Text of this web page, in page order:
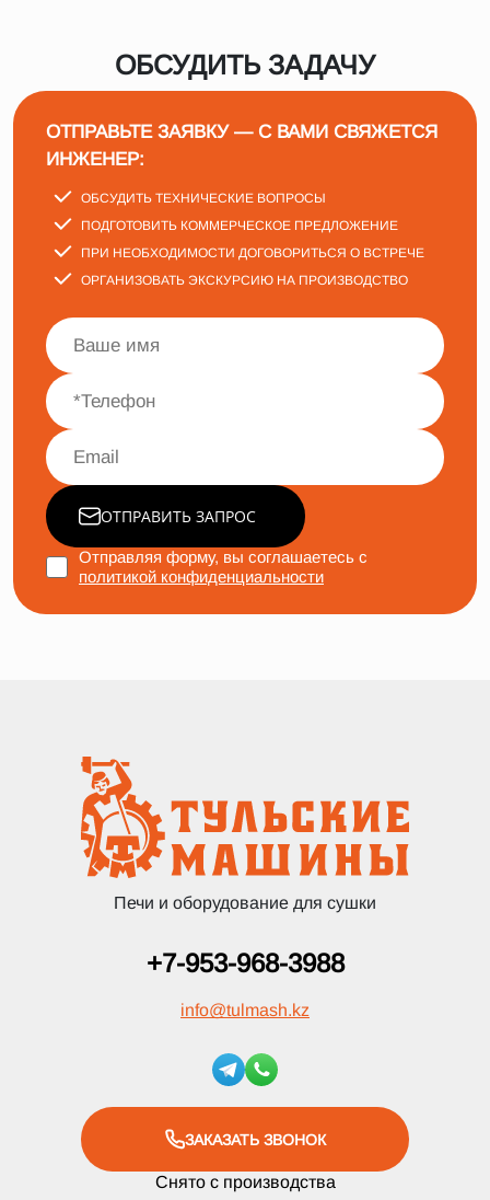
ОБСУДИТЬ ЗАДАЧУ
ОТПРАВЬТЕ ЗАЯВКУ — С ВАМИ СВЯЖЕТСЯ
ИНЖЕНЕР:
ОБСУДИТЬ ТЕХНИЧЕСКИЕ ВОПРОСЫ
ПОДГОТОВИТЬ КОММЕРЧЕСКОЕ ПРЕДЛОЖЕНИЕ
ПРИ НЕОБХОДИМОСТИ ДОГОВОРИТЬСЯ О ВСТРЕЧЕ
ОРГАНИЗОВАТЬ ЭКСКУРСИЮ НА ПРОИЗВОДСТВО
ОТПРАВИТЬ ЗАПРОС
Отправляя форму, вы соглашаетесь с
политикой конфиденциальности
Печи и оборудование для сушки
+7-953-968-3988
info@tulmash.kz
ЗАКАЗАТЬ ЗВОНОК
Снято с производства